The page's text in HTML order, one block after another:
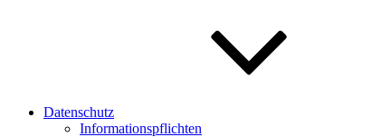
Datenschutz
Informationspflichten